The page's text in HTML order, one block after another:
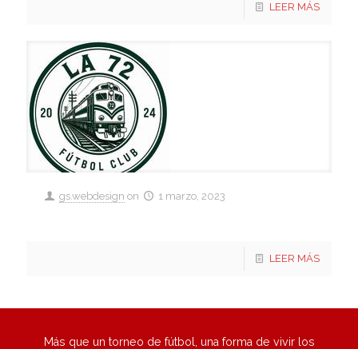
LEER MÁS
gs.webdesign on 1 marzo, 2023
LEER MÁS
Más que un torneo de fútbol, una forma de vivir los